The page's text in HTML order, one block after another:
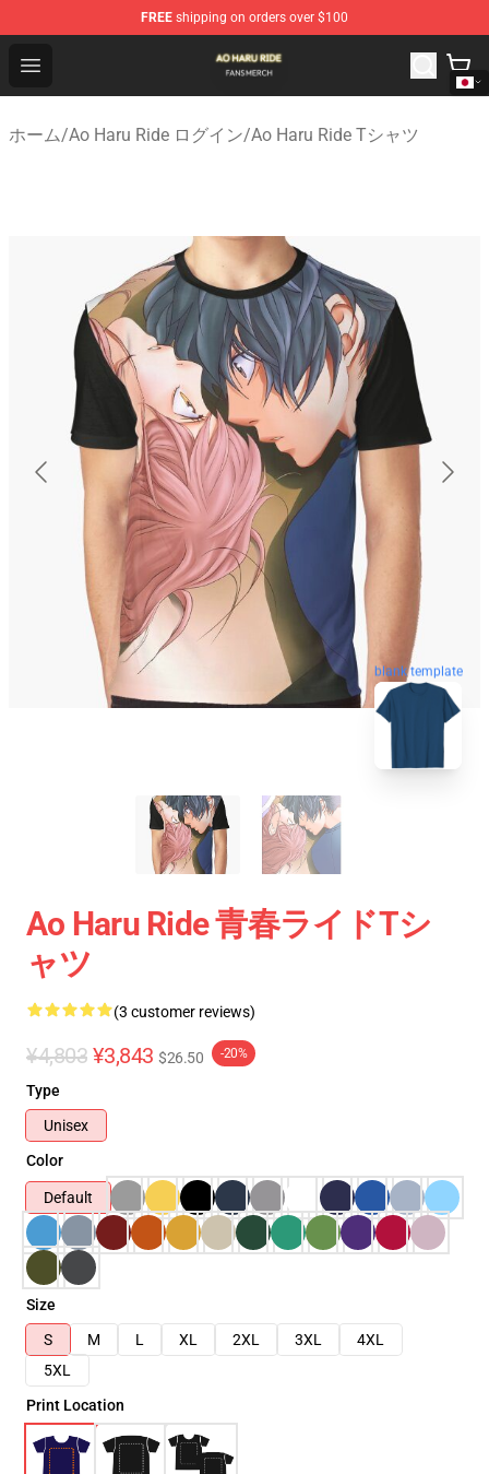
FREE shipping on orders over $100
Open menu
Ao Haru Ride Shop - Official Ao Haru Ride Merchandise
ホーム/Ao Haru Ride ログイン/Ao Haru Ride Tシャツ
blank template
Ao Haru Ride 青春ライドTシ
ャツ
(3 customer reviews)
¥4,803 ¥3,843 $26.50 -20%
Type
Unisex
Color
Default
Size
S
M L XL 2XL 3XL
4XL
5XL
Print Location